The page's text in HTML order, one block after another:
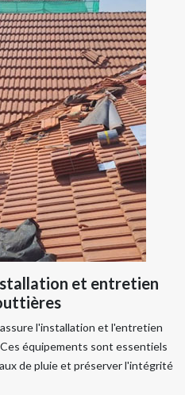
et entretien
l'installation et l'entretien
équipements sont essentiels
de pluie et préserver l'intégrité